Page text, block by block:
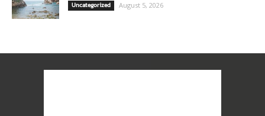
Uncategorized August 5, 2026